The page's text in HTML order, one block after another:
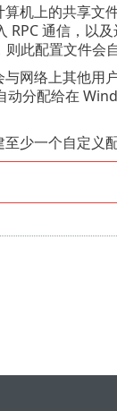
机上的共享文
通信，以
此配置文件会
网络上其他用
分配给在
少一个自定义